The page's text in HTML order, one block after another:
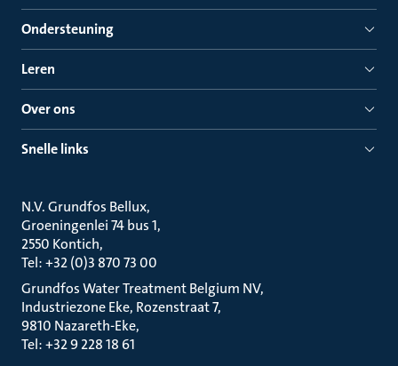
Ondersteuning
Leren
Over ons
Snelle links
N.V. Grundfos Bellux
Groeningenlei 74 bus 1
2550 Kontich
Tel: +32 (0)3 870 73 00
Grundfos Water Treatment Belgium NV
Industriezone Eke, Rozenstraat 7
9810 Nazareth-Eke
Tel: +32 9 228 18 61